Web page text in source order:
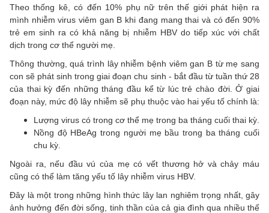
Theo thống kê, có đến 10% phụ nữ trên thế giới phát hiện ra
mình nhiễm virus viêm gan B khi đang mang thai và có đến 90%
trẻ em sinh ra có khả năng bị nhiễm HBV do tiếp xúc với chất
dịch trong cơ thể người mẹ.
Thông thường, quá trình lây nhiễm bệnh viêm gan B từ mẹ sang
con sẽ phát sinh trong giai đoạn chu sinh - bắt đầu từ tuần thứ 28
của thai kỳ đến những tháng đầu kể từ lúc trẻ chào đời. Ở giai
đoạn này, mức độ lây nhiễm sẽ phụ thuộc vào hai yếu tố chính là:
Lượng virus có trong cơ thể mẹ trong ba tháng cuối thai kỳ.
Nồng độ HBeAg trong người mẹ bầu trong ba tháng cuối
chu kỳ.
Ngoài ra, nếu đầu vú của mẹ có vết thương hở và chảy máu
cũng có thể làm tăng yếu tố lây nhiễm virus HBV.
Đây là một trong những hình thức lây lan nghiêm trọng nhất, gây
ảnh hưởng đến đời sống, tinh thần của cả gia đình qua nhiều thế